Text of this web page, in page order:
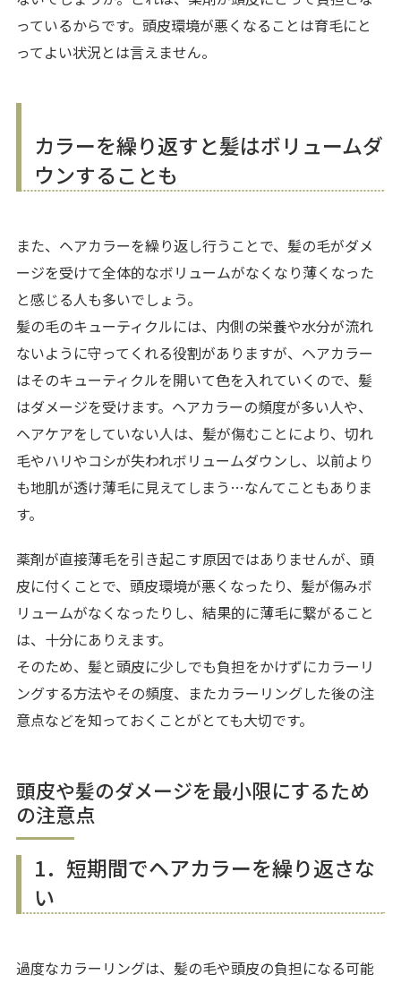
っているからです。頭皮環境が悪くなることは育毛にと
ってよい状況とは言えません。
カラーを繰り返すと髪はボリュームダ
ウンすることも
また、ヘアカラーを繰り返し行うことで、髪の毛がダメ
ージを受けて全体的なボリュームがなくなり薄くなった
と感じる人も多いでしょう。
髪の毛のキューティクルには、内側の栄養や水分が流れ
ないように守ってくれる役割がありますが、ヘアカラー
はそのキューティクルを開いて色を入れていくので、髪
はダメージを受けます。ヘアカラーの頻度が多い人や、
ヘアケアをしていない人は、髪が傷むことにより、切れ
毛やハリやコシが失われボリュームダウンし、以前より
も地肌が透け薄毛に見えてしまう…なんてこともありま
す。
薬剤が直接薄毛を引き起こす原因ではありませんが、頭
皮に付くことで、頭皮環境が悪くなったり、髪が傷みボ
リュームがなくなったりし、結果的に薄毛に繋がること
は、十分にありえます。
そのため、髪と頭皮に少しでも負担をかけずにカラーリ
ングする方法やその頻度、またカラーリングした後の注
意点などを知っておくことがとても大切です。
頭皮や髪のダメージを最小限にするため
の注意点
1．短期間でヘアカラーを繰り返さな
い
過度なカラーリングは、髪の毛や頭皮の負担になる可能